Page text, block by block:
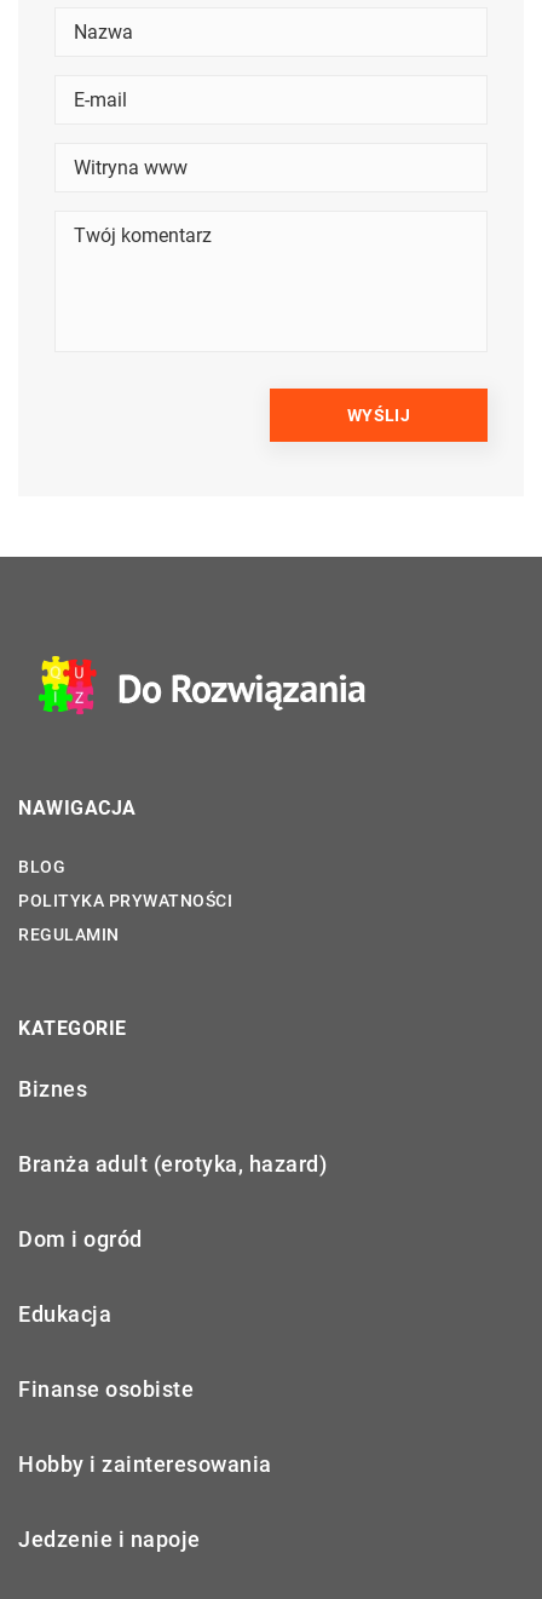
NAWIGACJA
BLOG
POLITYKA PRYWATNOŚCI
REGULAMIN
KATEGORIE
Biznes
Branża adult (erotyka, hazard)
Dom i ogród
Edukacja
Finanse osobiste
Hobby i zainteresowania
Jedzenie i napoje